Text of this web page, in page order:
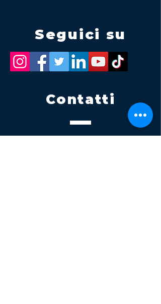
Seguici su
Contatti